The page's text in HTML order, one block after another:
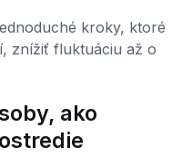
kroky, ktoré
znížiť fluktuáciu až o
ako